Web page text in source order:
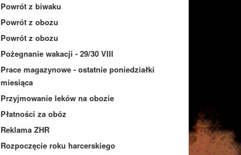
Powrót z biwaku
Powrót z obozu
Powrót z obozu
Pożegnanie wakacji - 29/30 VIII
Prace magazynowe - ostatnie poniedziałki
miesiąca
Przyjmowanie leków na obozie
Płatności za obóz
Reklama ZHR
Rozpoczęcie roku harcerskiego